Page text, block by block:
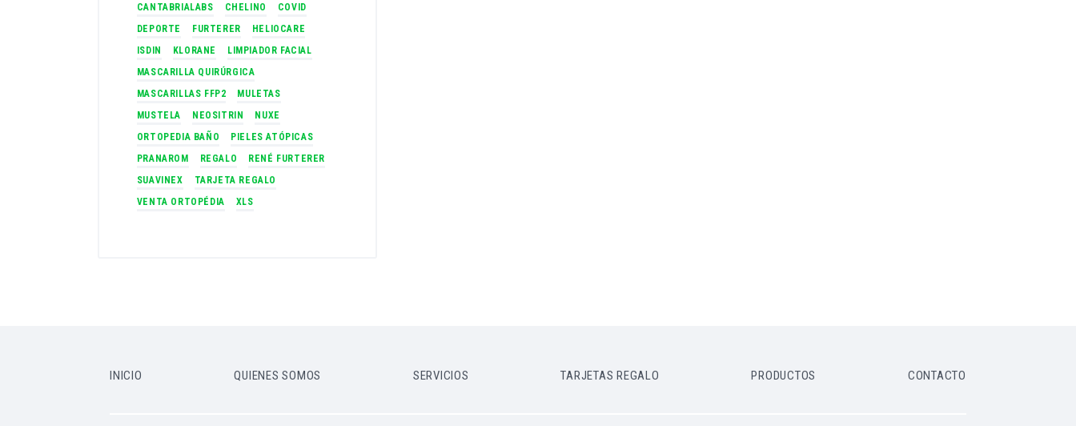
CANTABRIALABS
CHELINO
COVID
DEPORTE
FURTERER
HELIOCARE
ISDIN
KLORANE
LIMPIADOR FACIAL
MASCARILLA QUIRÚRGICA
MASCARILLAS FFP2
MULETAS
MUSTELA
NEOSITRIN
NUXE
ORTOPEDIA BAÑO
PIELES ATÓPICAS
PRANAROM
REGALO
RENÉ FURTERER
SUAVINEX
TARJETA REGALO
VENTA ORTOPÉDIA
XLS
INICIO QUIENES SOMOS SERVICIOS TARJETAS REGALO PRODUCTOS CONTACTO